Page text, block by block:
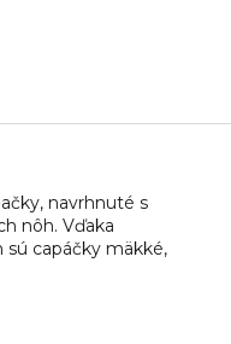
navrhnuté s
nôh. Vďaka
capáčky mäkké,